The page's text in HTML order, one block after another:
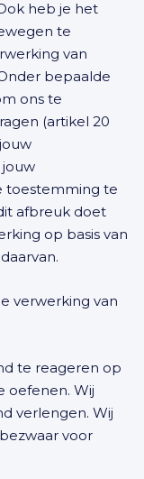
heb je het
te
van
bepaalde
ons te
(artikel 20
jouw
toestemming te
afbreuk doet
op basis van
verwerking van
te reageren op
oefenen. Wij
verlengen. Wij
voor